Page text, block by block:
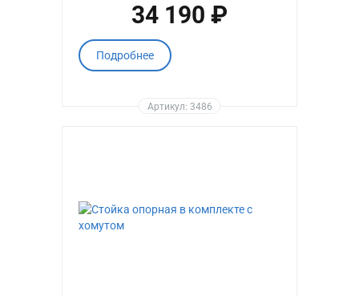
34 190 ₽
Подробнее
Артикул: 3486